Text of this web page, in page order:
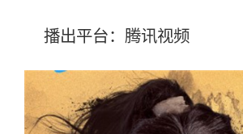
播出平台：腾讯视频